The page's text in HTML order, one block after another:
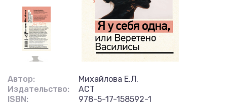
Автор:
Михайлова Е.Л.
Издательство:
АСТ
ISBN:
978-5-17-158592-1